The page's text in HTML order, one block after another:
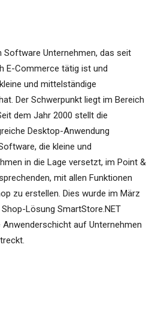
Software Unternehmen, das seit
E-Commerce tätig ist und
und mittelständige
Der Schwerpunkt liegt im Bereich
dem Jahr 2000 stellt die
Desktop-Anwendung
die kleine und
in die Lage versetzt, im Point &
mit allen Funktionen
zu erstellen. Dies wurde im März
Lösung SmartStore.NET
auf Unternehmen